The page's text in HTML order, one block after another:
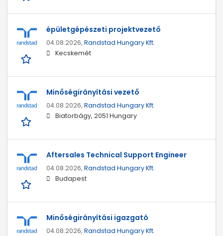
épületgépészeti projektvezető
04.08.2026, Randstad Hungary Kft.
Kecskemét
Minőségirányítási vezető
04.08.2026, Randstad Hungary Kft.
Biatorbágy, 2051 Hungary
Aftersales Technical Support Engineer
04.08.2026, Randstad Hungary Kft.
Budapest
Minőségirányítási igazgató
04.08.2026, Randstad Hungary Kft.